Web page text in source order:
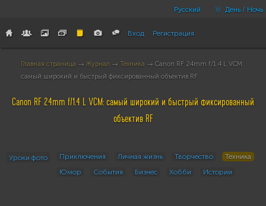
Русский День / Ночь
Вход Регистрация
Главная страница → Журнал → Техника → Canon RF 24mm f/1.4 L VCM:
самый широкий и быстрый фиксированный объектив RF
Canon RF 24mm f/1.4 L VCM: самый широкий и быстрый фиксированный
объектив RF
Уроки фото Приключения Личная жизнь Творчество
Техника
Юмор
События Бизнес Хобби Истории